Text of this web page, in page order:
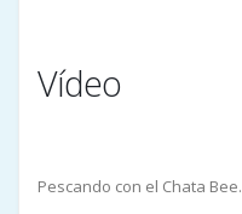
Vídeo
Pescando con el Chata Bee.